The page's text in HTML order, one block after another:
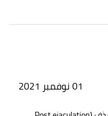
01 نوفمبر 2021